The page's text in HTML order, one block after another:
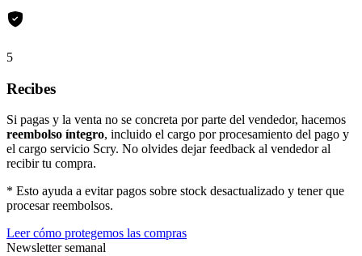
5
Recibes
Si pagas y la venta no se concreta por parte del vendedor, hacemos
reembolso íntegro, incluido el cargo por procesamiento del pago y
el cargo servicio Scry. No olvides dejar feedback al vendedor al
recibir tu compra.
* Esto ayuda a evitar pagos sobre stock desactualizado y tener que
procesar reembolsos.
Leer cómo protegemos las compras
Newsletter semanal